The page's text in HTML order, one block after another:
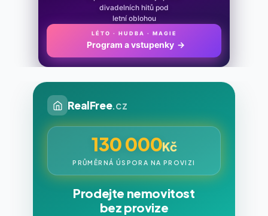
divadelních hitů pod
letní oblohou
LÉTO · HUDBA · MAGIE
Program a vstupenky→
RealFree.cz
130 000Kč
PRŮMĚRNÁ ÚSPORA NA PROVIZI
Prodejte nemovitost
bez provize